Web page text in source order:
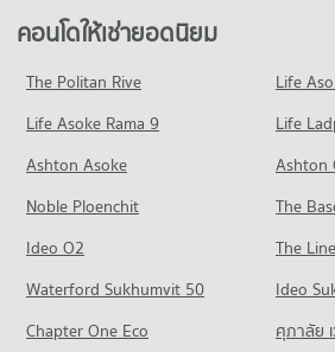
640 โครงการ
คอนโดให้เช่า ม.หอการค้าไทย
มีคอนโดให้เช่า 35,903 ประกาศ
มีคอนโดขาย 13,223 ประกาศ
คอนโด วิทยาลัยสารพัดช่างพระนคร
382 โครงการ
คอนโดให้เช่า วิทยาลัยสารพัดช่างพระนคร
มีคอนโดให้เช่า 20,676 ประกาศ
ขายคอนโด วิทยาลัยสารพัดช่างพระนคร
มีคอนโดขาย 7,864 ประกาศ
คอนโด เทสโก้โลตัส ลาดพร้าว
มีคอนโดให้เช่า 15,832 ประกาศ
ขายคอนโด เทสโก้โลตัส ลาดพร้าว
837 โครงการ
คอนโดให้เช่า บิ๊กซี เอ็กซ์ตร้า รัชดาภิเษก
ขายคอนโด เขตห้วยขวาง
มีคอนโดขาย 6,282 ประกาศ
คอนโด ถนนลาดพร้าววังหิน
152 โครงการ
คอนโดให้เช่า ถนนลาดพร้าววังหิน
มีคอนโดให้เช่า 882 ประกาศ
ขายคอนโด ถนนลาดพร้าววังหิน
มีคอนโดขาย 688 ประกาศ
คอนโด ถนนลาดพร้าว
คอนโดให้เช่า รพ.เปาโล โชคชัย 4
มีคอนโดให้เช่า 724 ประกาศ
ขายคอนโด รพ.เปาโล โชคชัย 4
คอนโดให้เช่ายอดนิยม
The Politan Rive
Life
Life Asoke Rama 9
Life
Ashton Asoke
Ashton
Noble Ploenchit
The
Ideo O2
The
Waterford Sukhumvit 50
Ideo
Chapter One Eco
ศุภาลัย